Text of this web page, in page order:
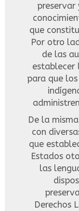
preservar
que
Por otro
de las
establecer
para que
De la
con
que
Estados
las
Derechos